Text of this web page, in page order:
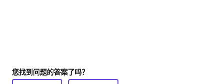
您找到问题的答案了吗？